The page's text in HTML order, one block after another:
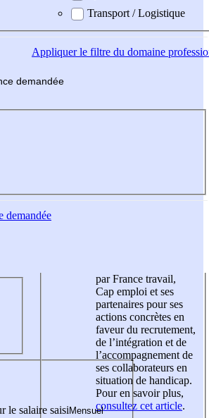
Transport / Logistique
Appliquerle filtre du domaine
demandée
demandée
le salaire saisi
par France travail,
Cap emploi et ses
partenaires pour ses
actions concrètes en
faveur du recrutement,
de l’intégration et de
l’accompagnement de
ses collaborateurs en
situation de handicap.
Pour en savoir plus,
consultez cet article.